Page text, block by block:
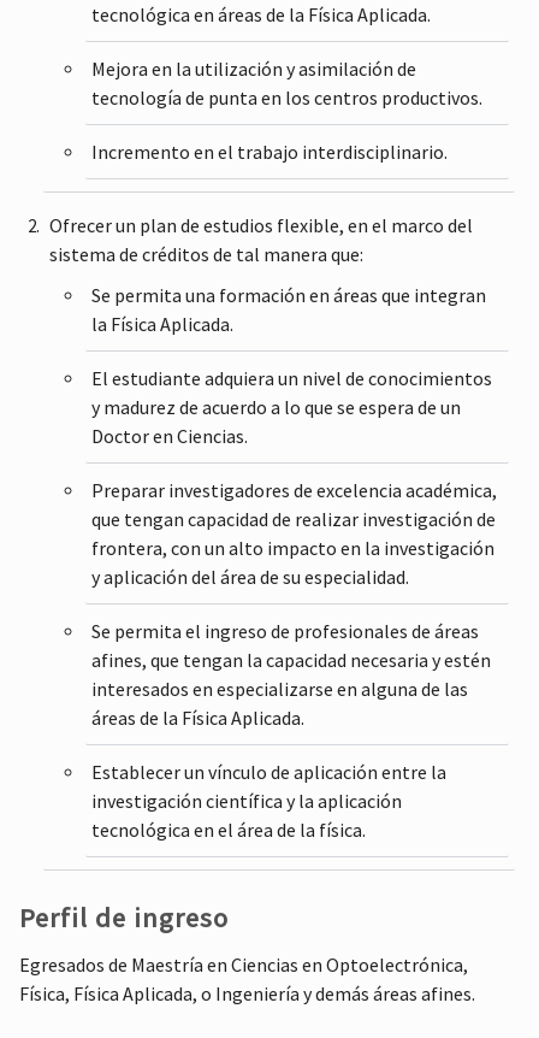
tecnológica en áreas de la Física Aplicada.
Mejora en la utilización y asimilación de
tecnología de punta en los centros productivos.
Incremento en el trabajo interdisciplinario.
Ofrecer un plan de estudios flexible, en el marco del
sistema de créditos de tal manera que:
Se permita una formación en áreas que integran
la Física Aplicada.
El estudiante adquiera un nivel de conocimientos
y madurez de acuerdo a lo que se espera de un
Doctor en Ciencias.
Preparar investigadores de excelencia académica,
que tengan capacidad de realizar investigación de
frontera, con un alto impacto en la investigación
y aplicación del área de su especialidad.
Se permita el ingreso de profesionales de áreas
afines, que tengan la capacidad necesaria y estén
interesados en especializarse en alguna de las
áreas de la Física Aplicada.
Establecer un vínculo de aplicación entre la
investigación científica y la aplicación
tecnológica en el área de la física.
Perfil de ingreso
Egresados de Maestría en Ciencias en Optoelectrónica,
Física, Física Aplicada, o Ingeniería y demás áreas afines.